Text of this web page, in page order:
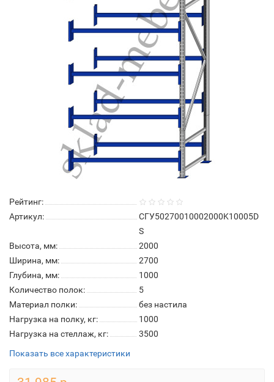
Рейтинг:
Артикул:
СГУ50270010002000K10005D
S
Высота, мм:
2000
Ширина, мм:
2700
Глубина, мм:
1000
Количество полок:
5
Материал полки:
без настила
Нагрузка на полку, кг:
1000
Нагрузка на стеллаж, кг:
3500
Показать все характеристики